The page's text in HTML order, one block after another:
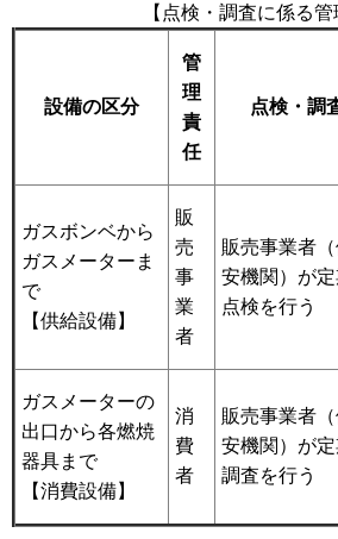
【点検・調査に係る管
設備の区分
管
理
責
任
点検・調
ガスボンベから
ガスメーターま
で
【供給設備】
販
売
事
業
者
販売事業者
安機関）が定
点検を行う
ガスメーターの
出口から各燃焼
器具まで
【消費設備】
消
費
者
販売事業者
安機関）が定
調査を行う